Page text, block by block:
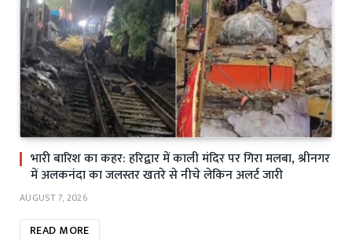
भारी बारिश का कहर: हरिद्वार में काली मंदिर पर गिरा मलबा, श्रीनगर
में अलकनंदा का जलस्तर खतरे से नीचे लेकिन अलर्ट जारी
AUGUST 7, 2026
READ MORE